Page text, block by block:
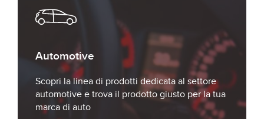
Automotive
Scopri la linea di prodotti dedicata al settore
automotive e trova il prodotto giusto per la tua
marca di auto